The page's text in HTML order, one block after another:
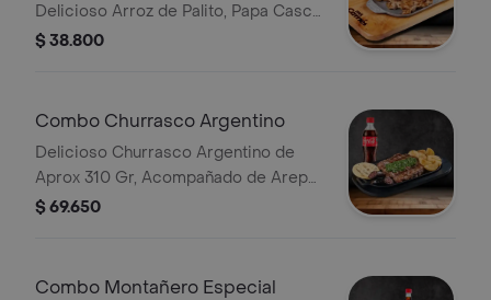
Delicioso Arroz de Palito, Papa Casco
y Bebida.
$ 38.800
Combo Churrasco Argentino
Delicioso Churrasco Argentino de
Aprox 310 Gr, Acompañado de Arepa,
Papa Casco Crujiente, Un Toque de
$ 69.650
Combo Montañero Especial